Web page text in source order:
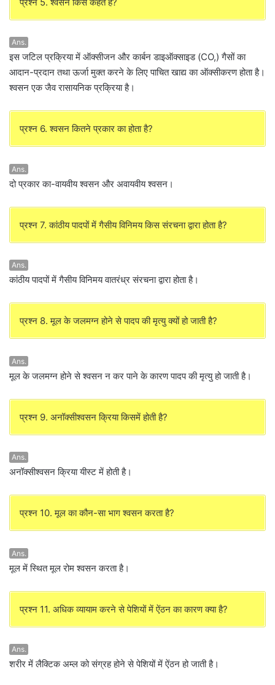
Ans.
इस जटिल प्रक्रिया में ऑक्सीजन और कार्बन डाइऑक्साइड (CO,) गैसों का
आदान-प्रदान तथा ऊर्जा मुक्त करने के लिए पाचित खाद्य का ऑक्सीकरण होता है।
श्वसन एक जैव रासायनिक प्रक्रिया है।
प्रश्न 6. श्वसन कितने प्रकार का होता है?
Ans.
दो प्रकार का-वायवीय श्वसन और अवायवीय श्वसन।
प्रश्न 7. कांठीय पादपों में गैसीय विनिमय किस संरचना द्वारा होता है?
Ans.
कांठीय पादपों में गैसीय विनिमय वातरंध्र संरचना द्वारा होता है।
प्रश्न 8. मूल के जलमग्न होने से पादप की मृत्यु क्यों हो जाती है?
Ans.
मूल के जलमग्न होने से श्वसन न कर पाने के कारण पादप की मृत्यु हो जाती है।
प्रश्न 9. अनॉक्सीश्वसन क्रिया किसमें होती है?
Ans.
अनॉक्सीश्वसन क्रिया यीस्ट में होती है।
प्रश्न 10. मूल का कौन-सा भाग श्वसन करता है?
Ans.
मूल में स्थित मूल रोम श्वसन करता है।
प्रश्न 11. अधिक व्यायाम करने से पेशियों में ऐंठन का कारण क्या है?
Ans.
शरीर में लैक्टिक अम्ल को संग्रह होने से पेशियों में ऐंठन हो जाती है।